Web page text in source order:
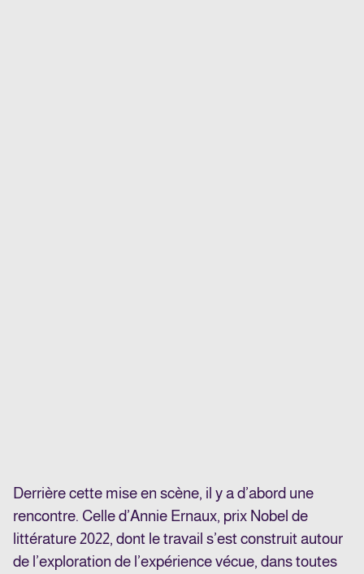
Derrière cette mise en scène, il y a d’abord une
rencontre. Celle d’Annie Ernaux, prix Nobel de
littérature 2022, dont le travail s’est construit autour
de l’exploration de l’expérience vécue, dans toutes